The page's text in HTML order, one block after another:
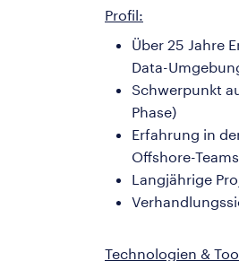
Profil:
Über 25 Jahre
Data-
Schwerpunkt
Phase)
Erfahrung in
Offshore-Teams
Langjährige
Technologien &